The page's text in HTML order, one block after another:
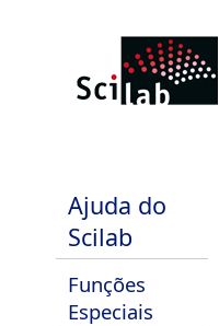
Ajuda do
Scilab
Funções
Especiais